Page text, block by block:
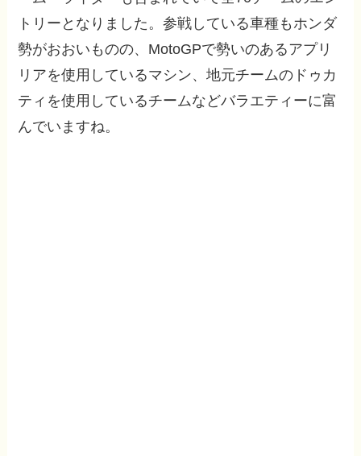
トリーとなりました。参戦している車種もホンダ
勢がおおいものの、MotoGPで勢いのあるアプリ
リアを使用しているマシン、地元チームのドゥカ
ティを使用しているチームなどバラエティーに富
んでいますね。